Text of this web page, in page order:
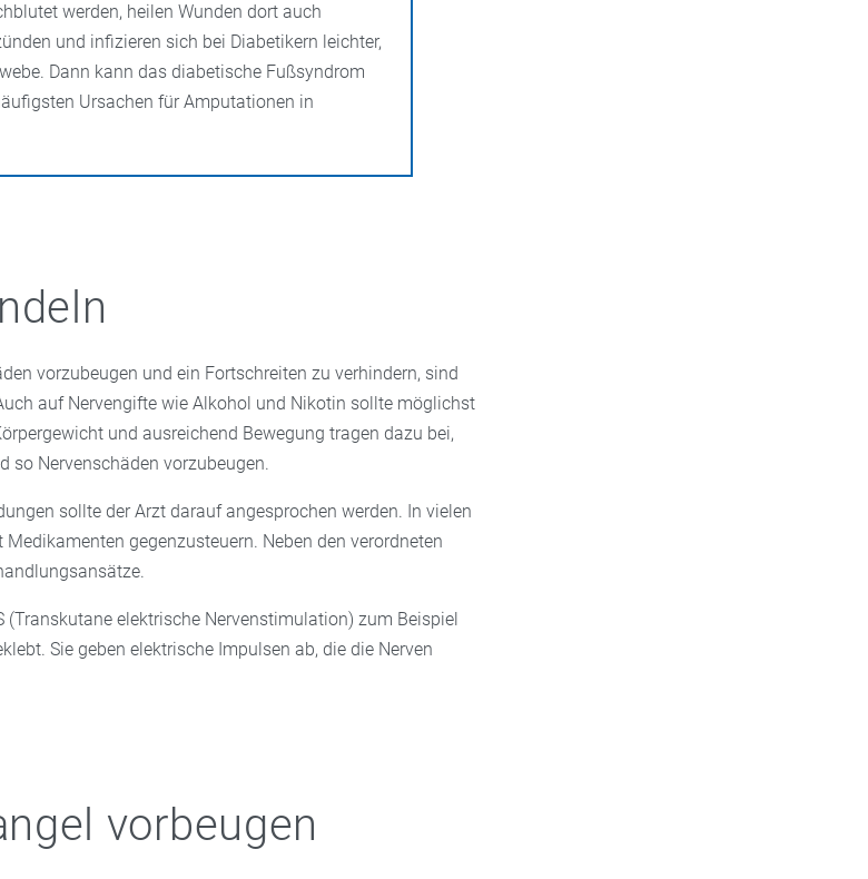
werden, heilen Wunden dort auch
und infizieren sich bei Diabetikern leichter,
Dann kann das diabetische Fußsyndrom
Ursachen für Amputationen in
vorzubeugen und ein Fortschreiten zu verhindern, sind
auf Nervengifte wie Alkohol und Nikotin sollte möglichst
und ausreichend Bewegung tragen dazu bei,
so Nervenschäden vorzubeugen.
sollte der Arzt darauf angesprochen werden. In vielen
gegenzusteuern. Neben den verordneten
(Transkutane elektrische Nervenstimulation) zum Beispiel
Sie geben elektrische Impulsen ab, die die Nerven
vorbeugen